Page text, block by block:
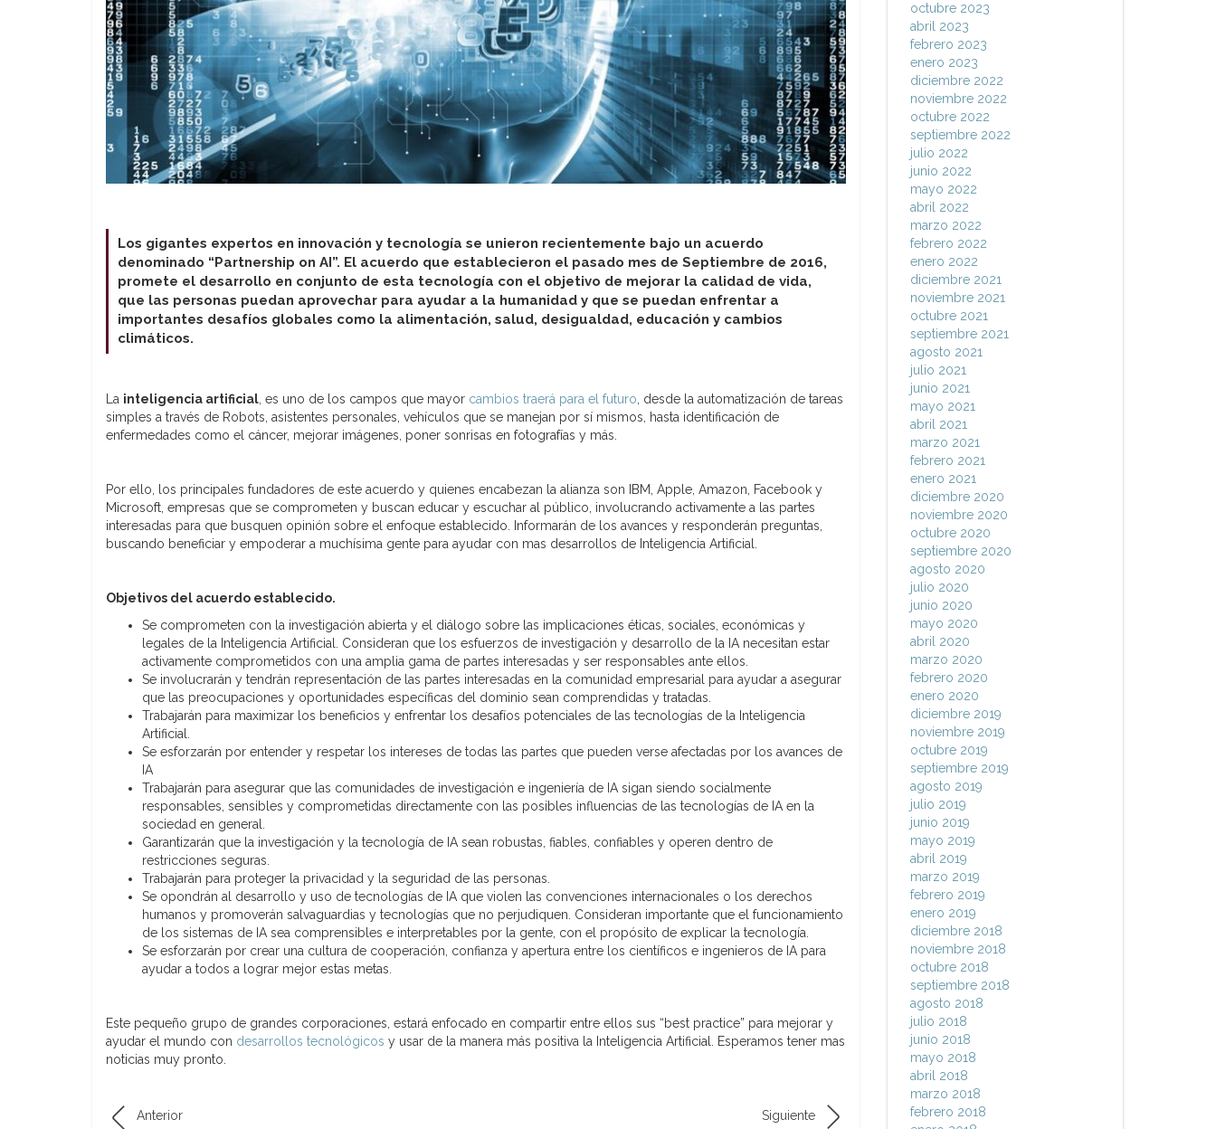
Los gigantes expertos en innovación y tecnología se unieron recientemente bajo un acuerdo
denominado “Partnership on AI”. El acuerdo que establecieron el pasado mes de Septiembre de 2016,
promete el desarrollo en conjunto de esta tecnología con el objetivo de mejorar la calidad de vida,
que las personas puedan aprovechar para ayudar a la humanidad y que se puedan enfrentar a
importantes desafíos globales como la alimentación, salud, desigualdad, educación y cambios
climáticos.
La inteligencia artificial , es uno de los campos que mayor cambios traerá para el futuro , desde la automatización de tareas
simples a través de Robots, asistentes personales, vehículos que se manejan por sí mismos, hasta identificación de
enfermedades como el cáncer, mejorar imágenes, poner sonrisas en fotografías y más.
Por ello, los principales fundadores de este acuerdo y quienes encabezan la alianza son IBM, Apple, Amazon, Facebook y
Microsoft, empresas que se comprometen y buscan educar y escuchar al público, involucrando activamente a las partes
interesadas para que busquen opinión sobre el enfoque establecido. Informarán de los avances y responderán preguntas,
buscando beneficiar y empoderar a muchísima gente para ayudar con mas desarrollos de Inteligencia Artificial.
Objetivos del acuerdo establecido.
Se comprometen con la investigación abierta y el diálogo sobre las implicaciones éticas, sociales, económicas y
legales de la Inteligencia Artificial. Consideran que los esfuerzos de investigación y desarrollo de la IA necesitan estar
activamente comprometidos con una amplia gama de partes interesadas y ser responsables ante ellos.
Se involucrarán y tendrán representación de las partes interesadas en la comunidad empresarial para ayudar a asegurar
que las preocupaciones y oportunidades específicas del dominio sean comprendidas y tratadas.
Trabajarán para maximizar los beneficios y enfrentar los desafíos potenciales de las tecnologías de la Inteligencia
Artificial.
Se esforzarán por entender y respetar los intereses de todas las partes que pueden verse afectadas por los avances de
IA
Trabajarán para asegurar que las comunidades de investigación e ingeniería de IA sigan siendo socialmente
responsables, sensibles y comprometidas directamente con las posibles influencias de las tecnologías de IA en la
sociedad en general.
Garantizarán que la investigación y la tecnología de IA sean robustas, fiables, confiables y operen dentro de
restricciones seguras.
Trabajarán para proteger la privacidad y la seguridad de las personas.
Se opondrán al desarrollo y uso de tecnologías de IA que violen las convenciones internacionales o los derechos
humanos y promoverán salvaguardias y tecnologías que no perjudiquen. Consideran importante que el funcionamiento
de los sistemas de IA sea comprensibles e interpretables por la gente, con el propósito de explicar la tecnología.
Se esforzarán por crear una cultura de cooperación, confianza y apertura entre los científicos e ingenieros de IA para
ayudar a todos a lograr mejor estas metas.
Este pequeño grupo de grandes corporaciones, estará enfocado en compartir entre ellos sus “best practice” para mejorar y
ayudar el mundo con desarrollos tecnológicos y usar de la manera más positiva la Inteligencia Artificial. Esperamos tener mas
noticias muy pronto.
Anterior Siguiente
octubre 2023
abril 2023
febrero 2023
enero 2023
diciembre 2022
noviembre 2022
octubre 2022
septiembre 2022
julio 2022
junio 2022
mayo 2022
abril 2022
marzo 2022
febrero 2022
enero 2022
diciembre 2021
noviembre 2021
octubre 2021
septiembre 2021
agosto 2021
julio 2021
junio 2021
mayo 2021
abril 2021
marzo 2021
febrero 2021
enero 2021
diciembre 2020
noviembre 2020
octubre 2020
septiembre 2020
agosto 2020
julio 2020
junio 2020
mayo 2020
abril 2020
marzo 2020
febrero 2020
enero 2020
diciembre 2019
noviembre 2019
octubre 2019
septiembre 2019
agosto 2019
julio 2019
junio 2019
mayo 2019
abril 2019
marzo 2019
febrero 2019
enero 2019
diciembre 2018
noviembre 2018
octubre 2018
septiembre 2018
agosto 2018
julio 2018
junio 2018
mayo 2018
abril 2018
marzo 2018
febrero 2018